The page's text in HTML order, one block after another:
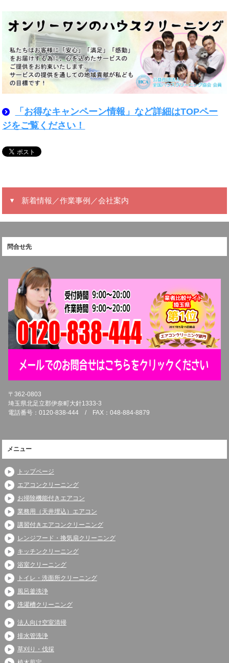
「お得なキャンペーン情報」など詳細はTOPペー
ジをご覧ください！
新着情報／作業事例／会社案内
問合せ先
〒362-0803
埼玉県北足立郡伊奈町大針1333-3
電話番号：0120-838-444 / FAX：048-884-8879
メニュー
トップページ
エアコンクリーニング
お掃除機能付きエアコン
業務用（天井埋込）エアコン
講習付きエアコンクリーニング
レンジフード・換気扇クリーニング
キッチンクリーニング
浴室クリーニング
トイレ・洗面所クリーニング
風呂釜洗浄
洗濯槽クリーニング
法人向け空室清掃
排水管洗浄
草刈り・伐採